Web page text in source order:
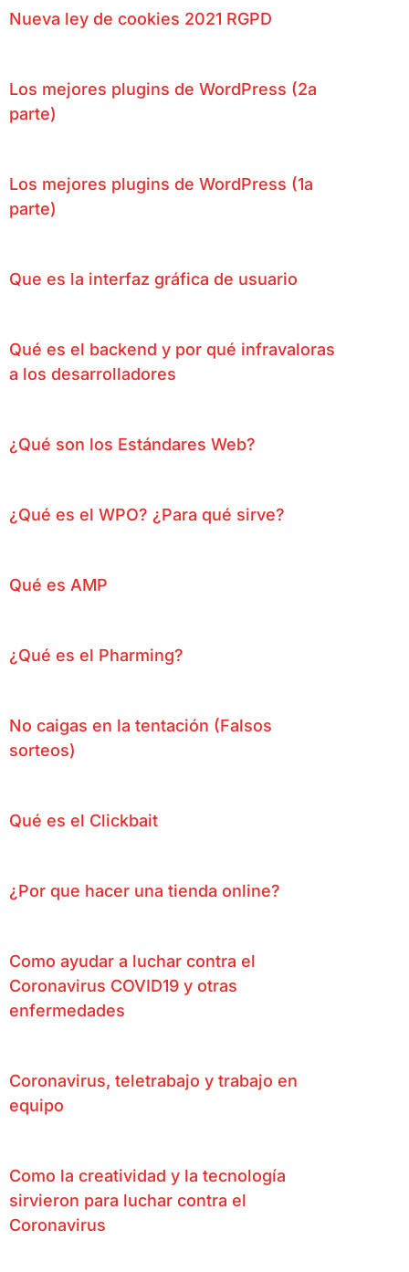
Nueva ley de cookies 2021 RGPD
Los mejores plugins de WordPress (2a
parte)
Los mejores plugins de WordPress (1a
parte)
Que es la interfaz gráfica de usuario
Qué es el backend y por qué infravaloras
a los desarrolladores
¿Qué son los Estándares Web?
¿Qué es el WPO? ¿Para qué sirve?
Qué es AMP
¿Qué es el Pharming?
No caigas en la tentación (Falsos
sorteos)
Qué es el Clickbait
¿Por que hacer una tienda online?
Como ayudar a luchar contra el
Coronavirus COVID19 y otras
enfermedades
Coronavirus, teletrabajo y trabajo en
equipo
Como la creatividad y la tecnología
sirvieron para luchar contra el
Coronavirus